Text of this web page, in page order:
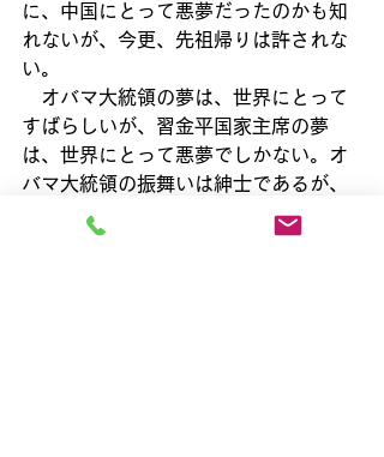
に、中国にとって悪夢だったのかも知
れないが、今更、先祖帰りは許されな
い。
オバマ大統領の夢は、世界にとって
すばらしいが、習金平国家主席の夢
は、世界にとって悪夢でしかない。オ
バマ大統領の振舞いは紳士であるが、
習金平国家主席の振舞いは皇帝であ
る。　２１世紀の世界において、植木